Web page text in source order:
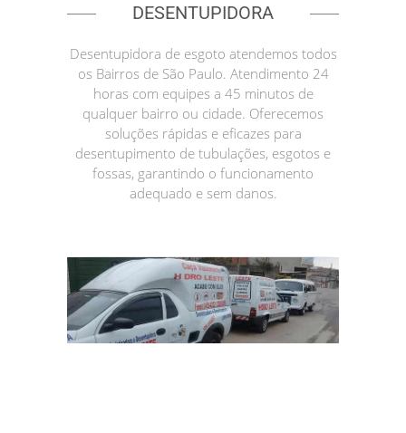
DESENTUPIDORA
Desentupidora de esgoto atendemos todos
os Bairros de São Paulo. Atendimento 24
horas com equipes a 45 minutos de
qualquer bairro ou cidade. Oferecemos
soluções rápidas e eficazes para
desentupimento de tubulações, esgotos e
fossas, garantindo o funcionamento
adequado e sem danos.